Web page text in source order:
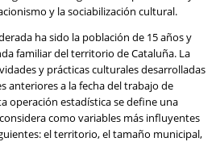
y la sociabilización cultural.
ha sido la población de 15 años y
familiar del territorio de Cataluña. La
y prácticas culturales desarrolladas
anteriores a la fecha del trabajo de
operación estadística se define una
como variables más influyentes
el territorio, el tamaño municipal,